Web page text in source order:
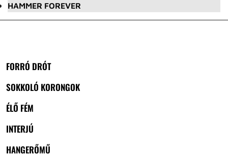
HAMMER FOREVER
FORRÓ DRÓT
SOKKOLÓ KORONGOK
ÉLŐ FÉM
INTERJÚ
HANGERŐMŰ